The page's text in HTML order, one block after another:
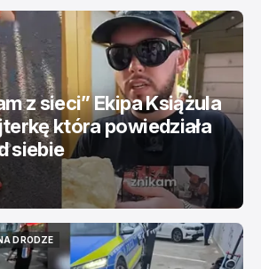
z sieci” Ekipa Książula
która powiedziała
siebie
DRODZE
DRODZE